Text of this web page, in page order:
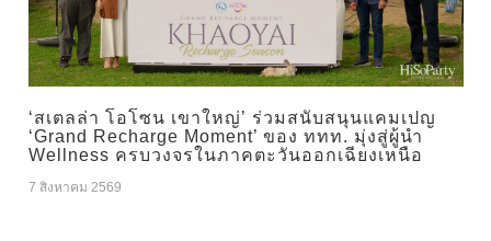
‘สเตลล่า โอโซน เขาใหญ่’ ร่วมสนับสนุนแคมเปญ
‘Grand Recharge Moment’ ของ ททท. มุ่งสู่ผู้นำ
Wellness ครบวงจรในภาคตะวันออกเฉียงเหนือ
7 สิงหาคม 2569